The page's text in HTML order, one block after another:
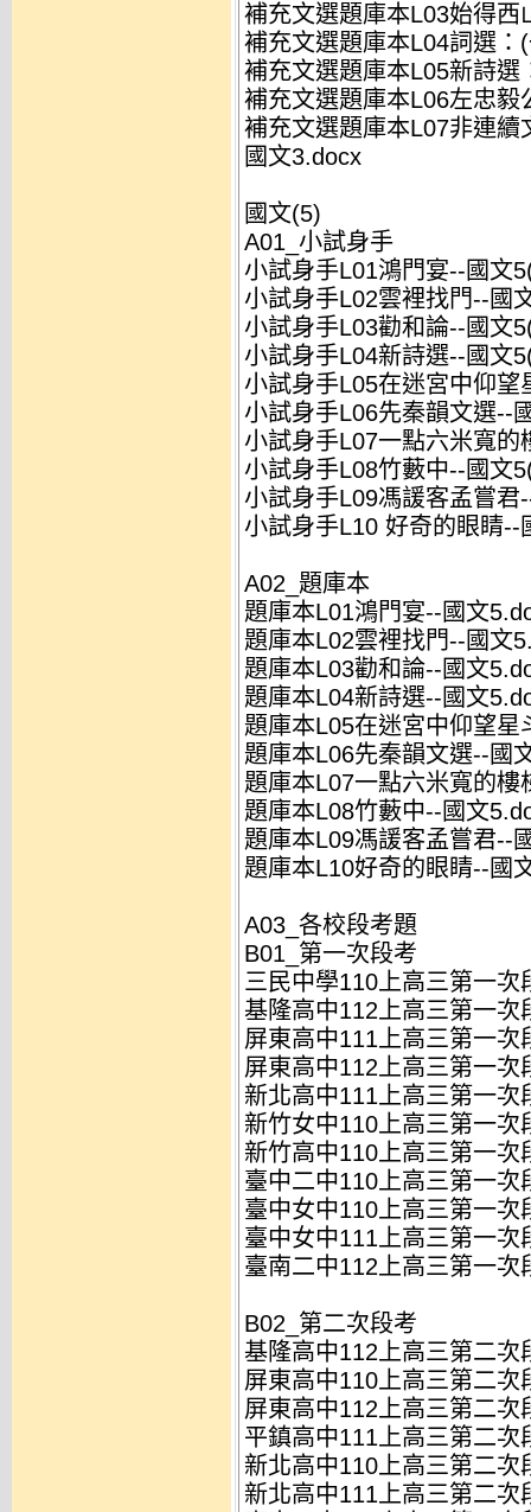
補充文選題庫本L03始得西
補充文選題庫本L04詞選
補充文選題庫本L05新詩
補充文選題庫本L06左忠毅
補充文選題庫本L07非連
國文3.docx
國文(5)
A01_小試身手
小試身手L01鴻門宴--國文
小試身手L02雲裡找門--國
小試身手L03勸和論--國文
小試身手L04新詩選--國文
小試身手L05在迷宮中仰
小試身手L06先秦韻文選--
小試身手L07一點六米寬
小試身手L08竹藪中--國文
小試身手L09馮諼客孟嘗
小試身手L10 好奇的眼睛--
A02_題庫本
題庫本L01鴻門宴--國文
題庫本L02雲裡找門--國文
題庫本L03勸和論--國文
題庫本L04新詩選--國文
題庫本L05在迷宮中仰望星
題庫本L06先秦韻文選--國
題庫本L07一點六米寬的樓
題庫本L08竹藪中--國文
題庫本L09馮諼客孟嘗君--
題庫本L10好奇的眼睛--國
A03_各校段考題
B01_第一次段考
三民中學110上高三第一次
基隆高中112上高三第一次
屏東高中111上高三第一次
屏東高中112上高三第一次
新北高中111上高三第一次
新竹女中110上高三第一次
新竹高中110上高三第一次
臺中二中110上高三第一次
臺中女中110上高三第一次
臺中女中111上高三第一次
臺南二中112上高三第一次
B02_第二次段考
基隆高中112上高三第二次
屏東高中110上高三第二次
屏東高中112上高三第二次
平鎮高中111上高三第二次
新北高中110上高三第二次
新北高中111上高三第二次